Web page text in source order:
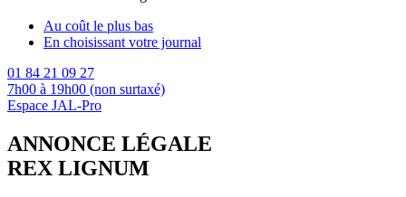
Au coût le plus bas
En choisissant votre journal
01 84 21 09 27
7h00 à 19h00 (non surtaxé)
Espace JAL-Pro
ANNONCE LÉGALE
REX LIGNUM